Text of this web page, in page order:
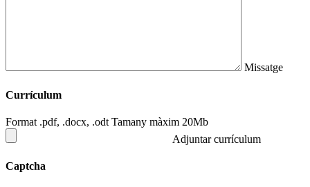
Missatge
Currículum
Format .pdf, .docx, .odt Tamany màxim 20Mb
Adjuntar currículum
Captcha